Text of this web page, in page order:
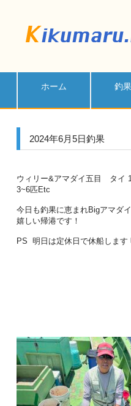
ホーム 釣果
2024年6月5日釣果
ウィリー&アマダイ五目 タイ
3~6匹Etc
今日も釣果に恵まれBigアマダ
嬉しい帰港です！
PS 明日は定休日で休船します